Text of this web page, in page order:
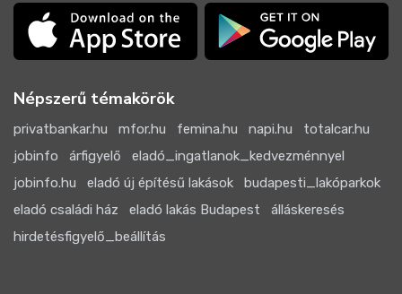
Népszerű témakörök
privatbankar.hu mfor.hu femina.hu napi.hu
totalcar.hu
jobinfo
árfigyelő
eladó_ingatlanok_kedvezménnyel
jobinfo.hu
eladó új építésű lakások
budapesti_lakóparkok
eladó családi ház
eladó lakás Budapest
álláskeresés
hirdetésfigyelő_beállítás